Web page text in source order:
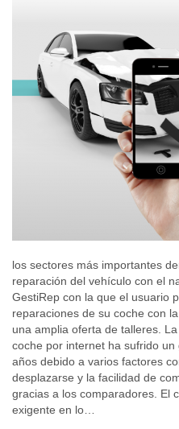
los sectores más importantes
reparación del vehículo con el
GestiRep con la que el usuario
reparaciones de su coche con
una amplia oferta de talleres.
coche por internet ha sufrido
años debido a varios factores
desplazarse y la facilidad de
gracias a los comparadores. El
exigente en lo…